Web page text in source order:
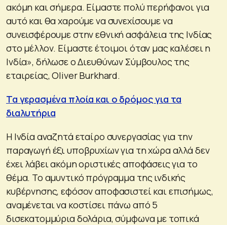
ακόμη και σήμερα. Είμαστε πολύ περήφανοι για
αυτό και θα χαρούμε να συνεχίσουμε να
συνεισφέρουμε στην εθνική ασφάλεια της Ινδίας
στο μέλλον. Είμαστε έτοιμοι όταν μας καλέσει η
Ινδία», δήλωσε ο Διευθύνων Σύμβουλος της
εταιρείας, Oliver Burkhard.
Τα γερασμένα πλοία και ο δρόμος για τα
διαλυτήρια
Η Ινδία αναζητά εταίρο συνεργασίας για την
παραγωγή έξι υποβρυχίων για τη χώρα αλλά δεν
έχει λάβει ακόμη οριστικές αποφάσεις για το
θέμα. Το αμυντικό πρόγραμμα της ινδικής
κυβέρνησης, εφόσον αποφασιστεί και επισήμως,
αναμένεται να κοστίσει πάνω από 5
δισεκατομμύρια δολάρια, σύμφωνα με τοπικά